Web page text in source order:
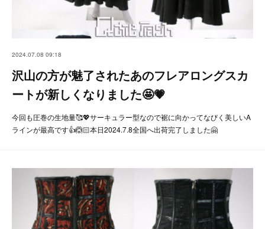
2024.07.08 09:18
沢山の方が魅了されたあのフレアロングスカ
ートが新しくなりました🤩💗
今回も圧巻の生地量🥰💖サーキュラー型なので裾に向かってなびく美しいA
ラインが最高です👍🙆🏻本日2024.7.8全国へ出荷完了しました🤗